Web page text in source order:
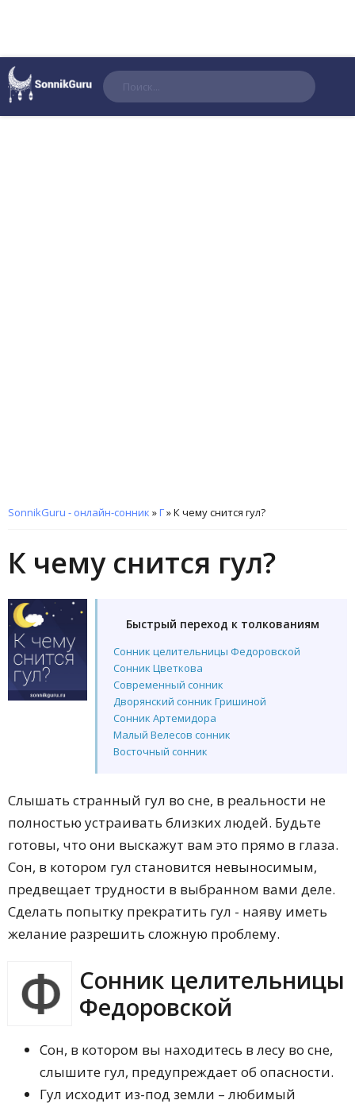
Поиск
SonnikGuru - онлайн-сонник »Г»К чему снится гул?
К чему снится гул?
Быстрый переход к толкованиям
Сонник целительницы Федоровской
Сонник Цветкова
Современный сонник
Дворянский сонник Гришиной
Сонник Артемидора
Малый Велесов сонник
Восточный сонник
Слышать странный гул во сне, в реальности не
полностью устраивать близких людей. Будьте
готовы, что они выскажут вам это прямо в глаза.
Сон, в котором гул становится невыносимым,
предвещает трудности в выбранном вами деле.
Сделать попытку прекратить гул - наяву иметь
желание разрешить сложную проблему.
Сонник целительницы
Федоровской
Сон, в котором вы находитесь в лесу во сне,
слышите гул, предупреждает об опасности.
Гул исходит из-под земли – любимый